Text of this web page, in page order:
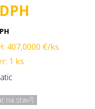
407,0000 €/ks
1 ks
na stav?)